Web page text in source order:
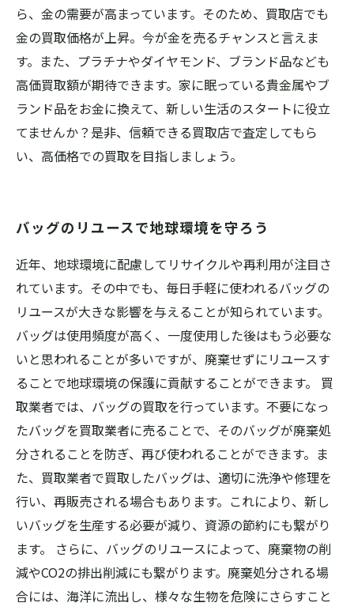
ら、金の需要が高まっています。そのため、買取店でも
金の買取価格が上昇。今が金を売るチャンスと言えま
す。また、プラチナやダイヤモンド、ブランド品なども
高価買取額が期待できます。家に眠っている貴金属やブ
ランド品をお金に換えて、新しい生活のスタートに役立
てませんか？是非、信頼できる買取店で査定してもら
い、高価格での買取を目指しましょう。
バッグのリユースで地球環境を守ろう
近年、地球環境に配慮してリサイクルや再利用が注目さ
れています。その中でも、毎日手軽に使われるバッグの
リユースが大きな影響を与えることが知られています。
バッグは使用頻度が高く、一度使用した後はもう必要な
いと思われることが多いですが、廃棄せずにリユースす
ることで地球環境の保護に貢献することができます。 買
取業者では、バッグの買取を行っています。不要になっ
たバッグを買取業者に売ることで、そのバッグが廃棄処
分されることを防ぎ、再び使われることができます。ま
た、買取業者で買取したバッグは、適切に洗浄や修理を
行い、再販売される場合もあります。これにより、新し
いバッグを生産する必要が減り、資源の節約にも繋がり
ます。 さらに、バッグのリユースによって、廃棄物の削
減やCO2の排出削減にも繋がります。廃棄処分される場
合には、海洋に流出し、様々な生物を危険にさらすこと